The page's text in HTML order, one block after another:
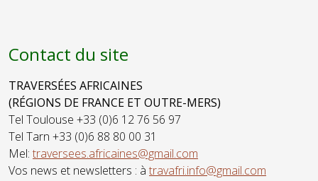
Contact du site
TRAVERSÉES AFRICAINES
(RÉGIONS DE FRANCE ET OUTRE-MERS)
Tel Toulouse +33 (0)6 12 76 56 97
Tel Tarn +33 (0)6 88 80 00 31
Mel: traversees.africaines@gmail.com
Vos news et newsletters : à travafri.info@gmail.com